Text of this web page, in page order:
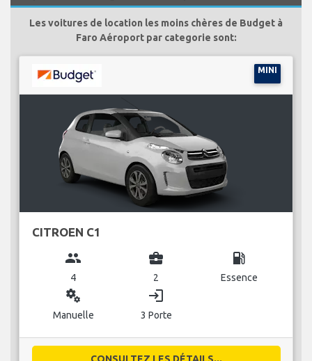
Les voitures de location les moins chères de Budget à
Faro Aéroport par categorie sont:
MINI
CITROEN C1
group
4
business_center
2
local_gas_station
Essence
miscellaneous_services
Manuelle
login
3 Porte
CONSULTEZ LES DÉTAILS...